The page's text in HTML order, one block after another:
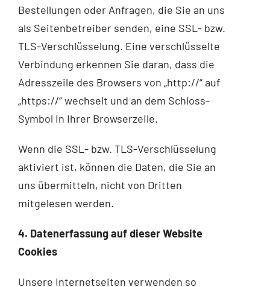
Bestellungen oder Anfragen, die Sie an uns
als Seitenbetreiber senden, eine SSL- bzw.
TLS-Verschlüsselung. Eine verschlüsselte
Verbindung erkennen Sie daran, dass die
Adresszeile des Browsers von „http://“ auf
„https://“ wechselt und an dem Schloss-
Symbol in Ihrer Browserzeile.
Wenn die SSL- bzw. TLS-Verschlüsselung
aktiviert ist, können die Daten, die Sie an
uns übermitteln, nicht von Dritten
mitgelesen werden.
4. Datenerfassung auf dieser Website
Cookies
Unsere Internetseiten verwenden so